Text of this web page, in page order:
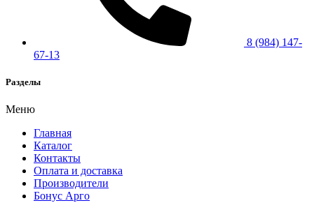
8 (984) 147-
67-13
Разделы
Меню
Главная
Каталог
Контакты
Оплата и доставка
Производители
Бонус Арго